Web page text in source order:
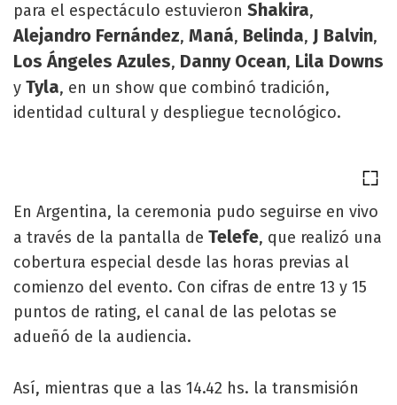
para el espectáculo estuvieron Shakira,
Alejandro Fernández, Maná, Belinda, J Balvin,
Los Ángeles Azules, Danny Ocean, Lila Downs
y Tyla, en un show que combinó tradición,
identidad cultural y despliegue tecnológico.
En Argentina, la ceremonia pudo seguirse en vivo
a través de la pantalla de Telefe, que realizó una
cobertura especial desde las horas previas al
comienzo del evento. Con cifras de entre 13 y 15
puntos de rating, el canal de las pelotas se
adueñó de la audiencia.
Así, mientras que a las 14.42 hs. la transmisión